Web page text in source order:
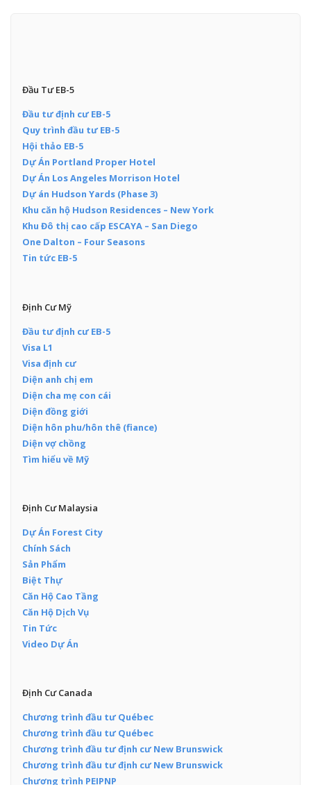
Đầu Tư EB-5
Đầu tư định cư EB-5
Quy trình đầu tư EB-5
Hội thảo EB-5
Dự Án Portland Proper Hotel
Dự Án Los Angeles Morrison Hotel
Dự án Hudson Yards (Phase 3)
Khu căn hộ Hudson Residences – New York
Khu Đô thị cao cấp ESCAYA – San Diego
One Dalton – Four Seasons
Tin tức EB-5
Định Cư Mỹ
Đầu tư định cư EB-5
Visa L1
Visa định cư
Diện anh chị em
Diện cha mẹ con cái
Diện đồng giới
Diện hôn phu/hôn thê (fiance)
Diện vợ chồng
Tìm hiểu về Mỹ
Định Cư Malaysia
Dự Án Forest City
Chính Sách
Sản Phẩm
Biệt Thự
Căn Hộ Cao Tầng
Căn Hộ Dịch Vụ
Tin Tức
Video Dự Án
Định Cư Canada
Chương trình đầu tư Québec
Chương trình đầu tư Québec
Chương trình đầu tư định cư New Brunswick
Chương trình đầu tư định cư New Brunswick
Chương trình PEIPNP